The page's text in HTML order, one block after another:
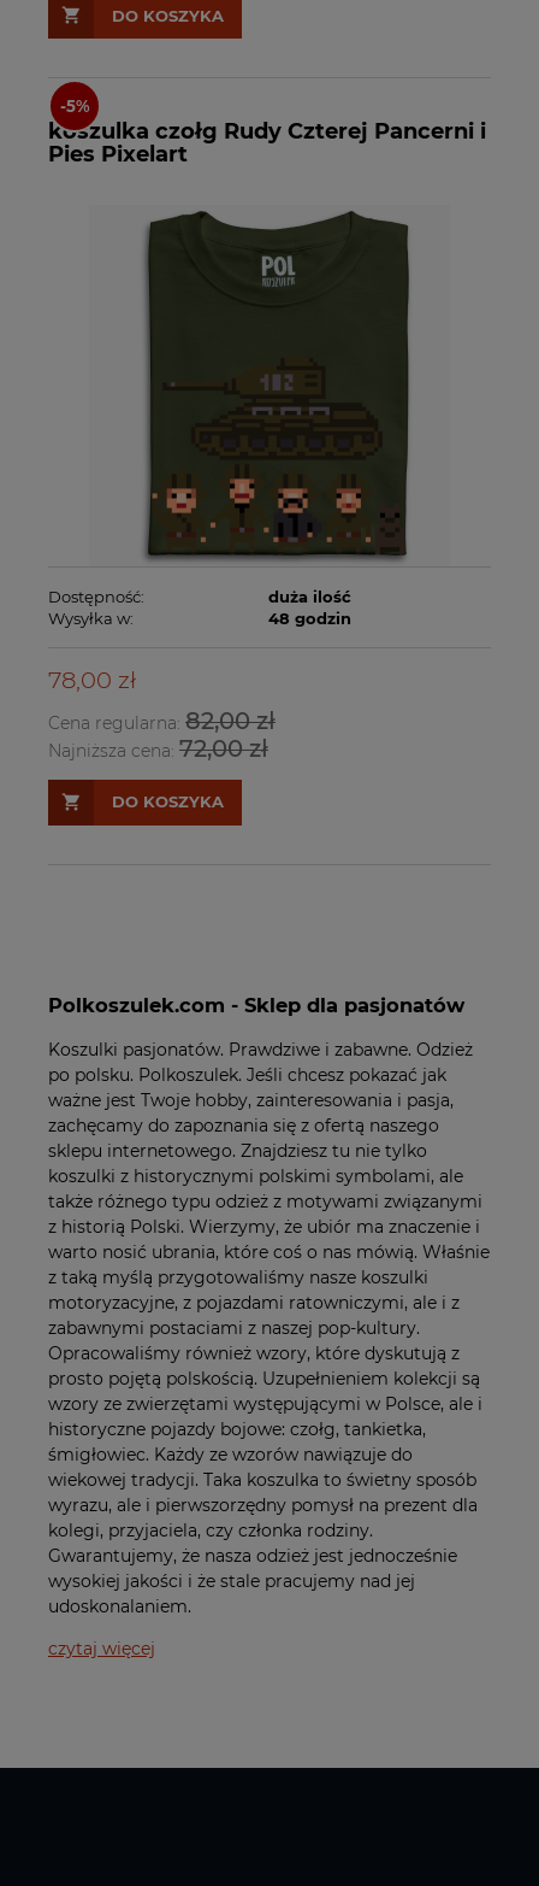
DO KOSZYKA
koszulka czołg Rudy Czterej Pancerni i
Pies Pixelart
Dostępność:
duża ilość
Wysyłka w:
48 godzin
78,00 zł
Cena regularna: 82,00 zł
Najniższa cena: 72,00 zł
DO KOSZYKA
Polkoszulek.com - Sklep dla pasjonatów
Koszulki pasjonatów. Prawdziwe i zabawne. Odzież
po polsku. Polkoszulek. Jeśli chcesz pokazać jak
ważne jest Twoje hobby, zainteresowania i pasja,
zachęcamy do zapoznania się z ofertą naszego
sklepu internetowego. Znajdziesz tu nie tylko
koszulki z historycznymi polskimi symbolami, ale
także różnego typu odzież z motywami związanymi
z historią Polski. Wierzymy, że ubiór ma znaczenie i
warto nosić ubrania, które coś o nas mówią. Właśnie
z taką myślą przygotowaliśmy nasze koszulki
motoryzacyjne, z pojazdami ratowniczymi, ale i z
zabawnymi postaciami z naszej pop-kultury.
Opracowaliśmy również wzory, które dyskutują z
prosto pojętą polskością. Uzupełnieniem kolekcji są
wzory ze zwierzętami występującymi w Polsce, ale i
historyczne pojazdy bojowe: czołg, tankietka,
śmigłowiec. Każdy ze wzorów nawiązuje do
wiekowej tradycji. Taka koszulka to świetny sposób
wyrazu, ale i pierwszorzędny pomysł na prezent dla
kolegi, przyjaciela, czy członka rodziny.
Gwarantujemy, że nasza odzież jest jednocześnie
wysokiej jakości i że stale pracujemy nad jej
udoskonalaniem.
czytaj więcej